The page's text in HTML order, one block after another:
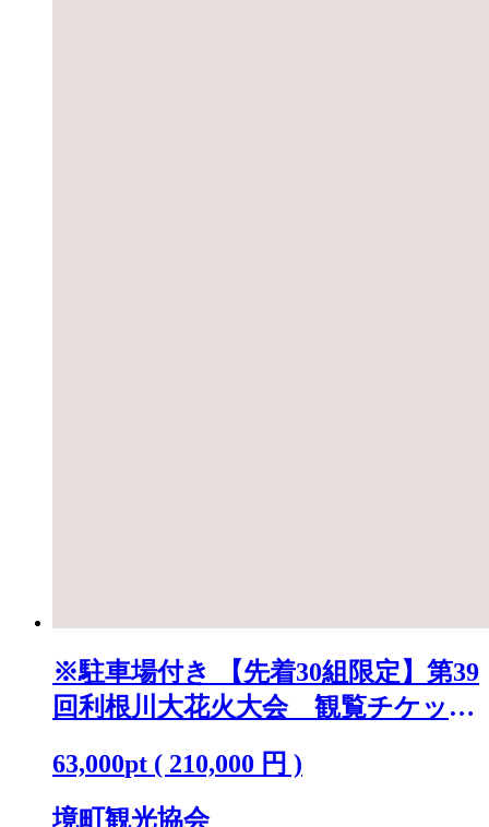
※駐車場付き 【先着30組限定】第39
回利根川大花火大会 観覧チケット
63,000pt ( 210,000 円 )
境町観光協会